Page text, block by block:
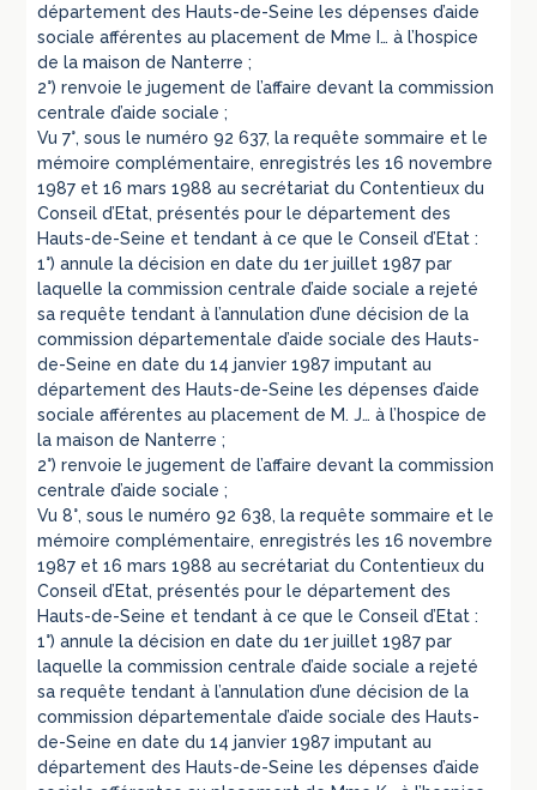
département des Hauts-de-Seine les dépenses d’aide
sociale afférentes au placement de Mme I… à l’hospice
de la maison de Nanterre ;
2°) renvoie le jugement de l’affaire devant la commission
centrale d’aide sociale ;
Vu 7°, sous le numéro 92 637, la requête sommaire et le
mémoire complémentaire, enregistrés les 16 novembre
1987 et 16 mars 1988 au secrétariat du Contentieux du
Conseil d’Etat, présentés pour le département des
Hauts-de-Seine et tendant à ce que le Conseil d’Etat :
1°) annule la décision en date du 1er juillet 1987 par
laquelle la commission centrale d’aide sociale a rejeté
sa requête tendant à l’annulation d’une décision de la
commission départementale d’aide sociale des Hauts-
de-Seine en date du 14 janvier 1987 imputant au
département des Hauts-de-Seine les dépenses d’aide
sociale afférentes au placement de M. J… à l’hospice de
la maison de Nanterre ;
2°) renvoie le jugement de l’affaire devant la commission
centrale d’aide sociale ;
Vu 8°, sous le numéro 92 638, la requête sommaire et le
mémoire complémentaire, enregistrés les 16 novembre
1987 et 16 mars 1988 au secrétariat du Contentieux du
Conseil d’Etat, présentés pour le département des
Hauts-de-Seine et tendant à ce que le Conseil d’Etat :
1°) annule la décision en date du 1er juillet 1987 par
laquelle la commission centrale d’aide sociale a rejeté
sa requête tendant à l’annulation d’une décision de la
commission départementale d’aide sociale des Hauts-
de-Seine en date du 14 janvier 1987 imputant au
département des Hauts-de-Seine les dépenses d’aide